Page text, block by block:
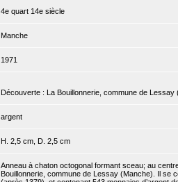
4e quart 14e siècle
Manche
1971
Découverte : La Bouillonnerie, commune de Lessay
argent
H. 2,5 cm, D. 2,5 cm
Anneau à chaton octogonal formant sceau; au
Bouillonnerie, commune de Lessay (Manche). Il se